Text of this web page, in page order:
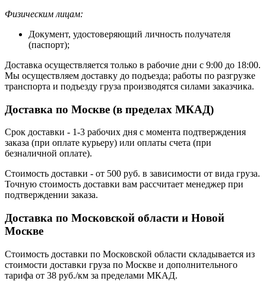
Физическим лицам:
Документ, удостоверяющий личность получателя
(паспорт);
Доставка осуществляется только в рабочие дни с 9:00 до 18:00.
Мы осуществляем доставку до подъезда; работы по разгрузке
транспорта и подъезду груза производятся силами заказчика.
Доставка по Москве (в пределах МКАД)
Срок доставки - 1-3 рабочих дня с момента подтверждения
заказа (при оплате курьеру) или оплаты счета (при
безналичной оплате).
Стоимость доставки - от 500 руб. в зависимости от вида груза.
Точную стоимость доставки вам рассчитает менеджер при
подтверждении заказа.
Доставка по Московской области и Новой
Москве
Стоимость доставки по Московской области складывается из
стоимости доставки груза по Москве и дополнительного
тарифа от 38 руб./км за пределами МКАД.